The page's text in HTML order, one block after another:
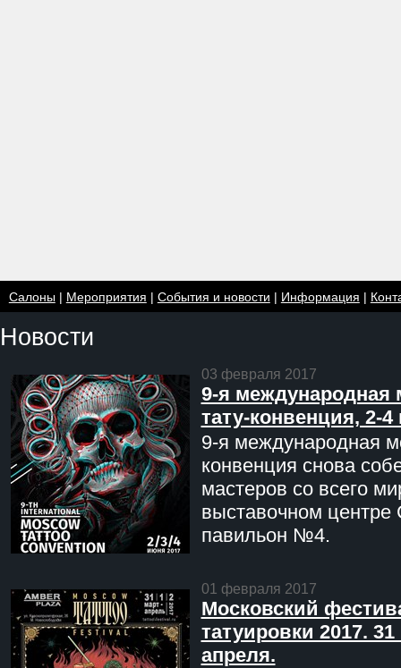
Салоны| Мероприятия | События и новости | Информация |
Новости
03 февраля 2017
9-я международная
тату-конвенция, 2-
9-я международная
конвенция снова
мастеров со всего
выставочном центре
павильон №4.
01 февраля 2017
Московский
татуировки 2017. 31
апреля.